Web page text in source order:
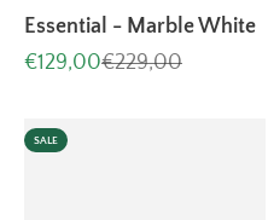
Essential - Marble White
Aanbiedingsprijs
€129,00Normale prijs
€229,00
SALE